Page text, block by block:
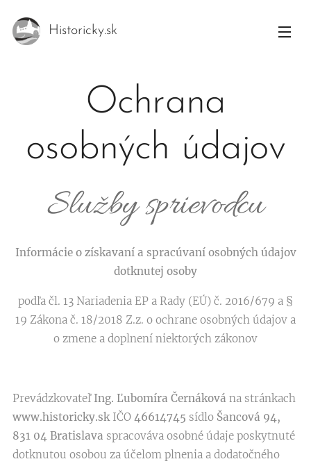
Historicky.sk
Ochrana
osobných údajov
Služby sprievodcu
Informácie o získavaní a spracúvaní osobných údajov
dotknutej osoby
podľa čl. 13 Nariadenia EP a Rady (EÚ) č. 2016/679 a §
19 Zákona č. 18/2018 Z.z. o ochrane osobných údajov a
o zmene a doplnení niektorých zákonov
Prevádzkovateľ Ing. Ľubomíra Černáková na stránkach
www.historicky.skIČO 46614745 sídlo Šancová 94,
831 04 Bratislava spracováva osobné údaje poskytnuté
dotknutou osobou za účelom plnenia a dodatočného